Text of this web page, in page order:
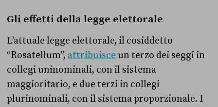
Gli effetti della legge elettorale
L’attuale legge elettorale, il cosiddetto
“Rosatellum”, attribuisce un terzo dei seggi in
collegi uninominali, con il sistema
maggioritario, e due terzi in collegi
plurinominali, con il sistema proporzionale. I